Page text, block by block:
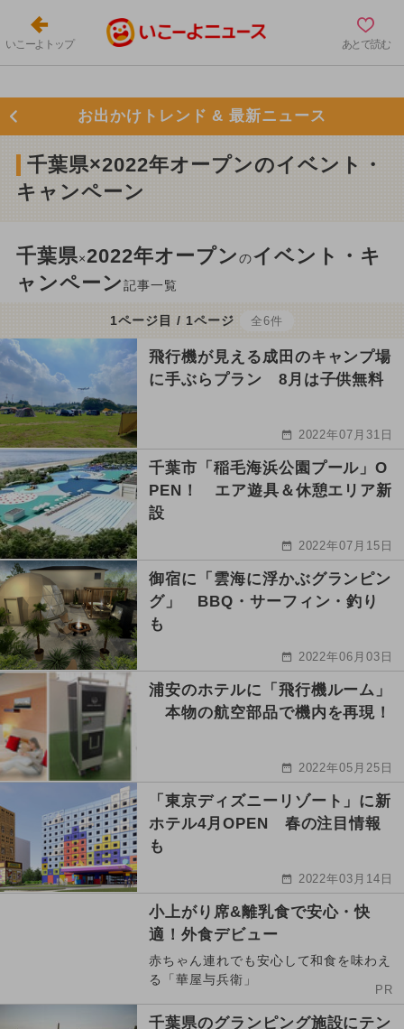
いこーよトップ あとで読む
お出かけトレンド & 最新ニュース
千葉県×2022年オープンのイベント・
キャンペーン
千葉県×2022年オープンのイベント・キ
ャンペーン記事一覧
1ページ目 / 1ページ 全6件
飛行機が見える成田のキャンプ場
に手ぶらプラン 8月は子供無料
2022年07月31日
千葉市「稲毛海浜公園プール」O
PEN！ エア遊具＆休憩エリア新
設
2022年07月15日
御宿に「雲海に浮かぶグランピン
グ」 BBQ・サーフィン・釣り
も
2022年06月03日
浦安のホテルに「飛行機ルーム」
本物の航空部品で機内を再現！
2022年05月25日
「東京ディズニーリゾート」に新
ホテル4月OPEN 春の注目情報
も
2022年03月14日
小上がり席&離乳食で安心・快
適！外食デビュー
赤ちゃん連れでも安心して和食を味わえ
る「華屋与兵衛」
PR
千葉県のグランピング施設にテン